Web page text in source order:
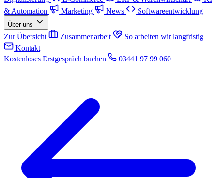
& Automation
Marketing News Softwareentwicklung
Über uns
Zur Übersicht Zusammenarbeit
So arbeiten wir langfristig
Kontakt
Kostenloses Erstgespräch buchen
03441 97 99 060